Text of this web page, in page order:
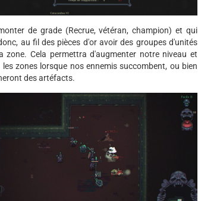
de grade (Recrue, vétéran, champion) et qui
au fil des pièces d'or avoir des groupes d'unités
Cela permettra d'augmenter notre niveau et
zones lorsque nos ennemis succombent, ou bien
des artéfacts.